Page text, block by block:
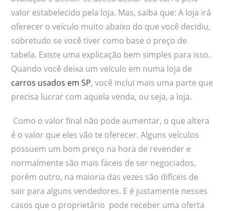
valor estabelecido pela loja. Mas, saiba que: A loja irá
oferecer o veículo muito abaixo do que você decidiu,
sobretudo se você tiver como base o preço de
tabela. Existe uma explicação bem simples para isso.
Quando você deixa um veículo em numa loja de
carros usados em SP, você inclui mais uma parte que
precisa lucrar com aquela venda, ou seja, a loja.
Como o valor final não pode aumentar, o que altera
é o valor que eles vão te oferecer. Alguns veículos
possuem um bom preço na hora de revender e
normalmente são mais fáceis de ser negociados,
porém outro, na maioria das vezes são difíceis de
sair para alguns vendedores. E é justamente nesses
casos que o proprietário pode receber uma oferta